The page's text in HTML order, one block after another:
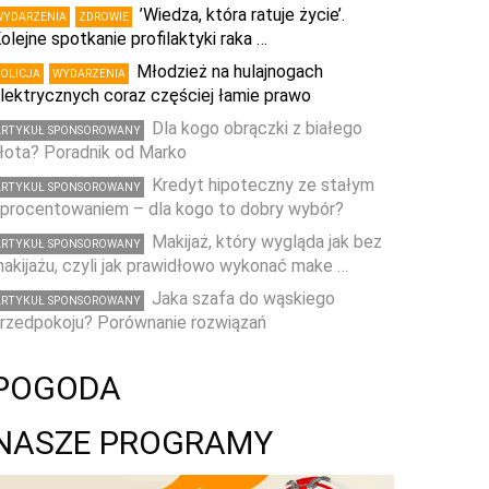
ZDROWIE
’Wiedza, która ratuje życie’.
spotkanie profilaktyki raka …
WYDARZENIA
Młodzież na hulajnogach
coraz częściej łamie prawo
SPONSOROWANY
Dla kogo obrączki z białego
Poradnik od Marko
SPONSOROWANY
Kredyt hipoteczny ze stałym
– dla kogo to dobry wybór?
SPONSOROWANY
Makijaż, który wygląda jak bez
czyli jak prawidłowo wykonać make …
SPONSOROWANY
Jaka szafa do wąskiego
Porównanie rozwiązań
PROGRAMY